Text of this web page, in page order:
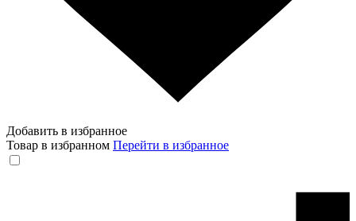
Добавить в избранное
Товар в избранном Перейти в избранное